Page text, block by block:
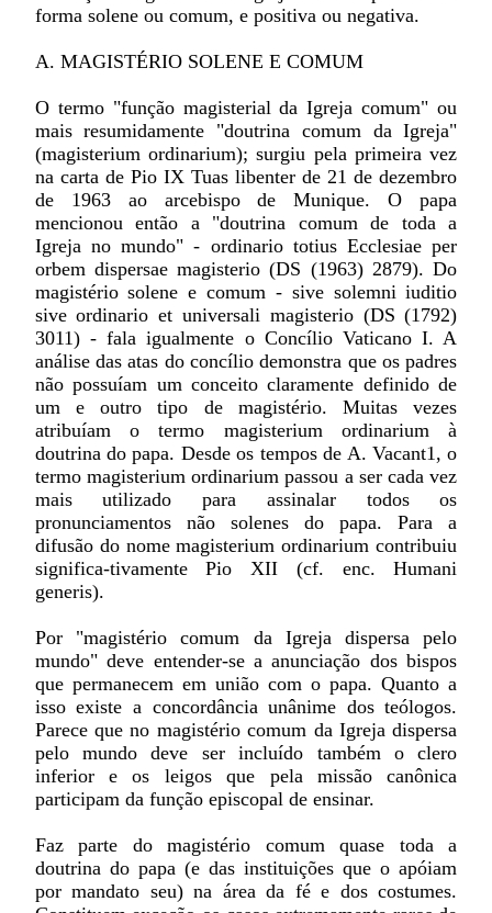
forma solene ou comum, e positiva ou negativa.
A. MAGISTÉRIO SOLENE E COMUM
O termo "função magisterial da Igreja comum" ou
mais resumidamente "doutrina comum da Igreja"
(magisterium ordinarium); surgiu pela primeira vez
na carta de Pio IX Tuas libenter de 21 de dezembro
de 1963 ao arcebispo de Munique. O papa
mencionou então a "doutrina comum de toda a
Igreja no mundo" - ordinario totius Ecclesiae per
orbem dispersae magisterio (DS (1963) 2879). Do
magistério solene e comum - sive solemni iuditio
sive ordinario et universali magisterio (DS (1792)
3011) - fala igualmente o Concílio Vaticano I. A
análise das atas do concílio demonstra que os padres
não possuíam um conceito claramente definido de
um e outro tipo de magistério. Muitas vezes
atribuíam o termo magisterium ordinarium à
doutrina do papa. Desde os tempos de A. Vacant1, o
termo magisterium ordinarium passou a ser cada vez
mais utilizado para assinalar todos os
pronunciamentos não solenes do papa. Para a
difusão do nome magisterium ordinarium contribuiu
significa-tivamente Pio XII (cf. enc. Humani
generis).
Por "magistério comum da Igreja dispersa pelo
mundo" deve entender-se a anunciação dos bispos
que permanecem em união com o papa. Quanto a
isso existe a concordância unânime dos teólogos.
Parece que no magistério comum da Igreja dispersa
pelo mundo deve ser incluído também o clero
inferior e os leigos que pela missão canônica
participam da função episcopal de ensinar.
Faz parte do magistério comum quase toda a
doutrina do papa (e das instituições que o apóiam
por mandato seu) na área da fé e dos costumes.